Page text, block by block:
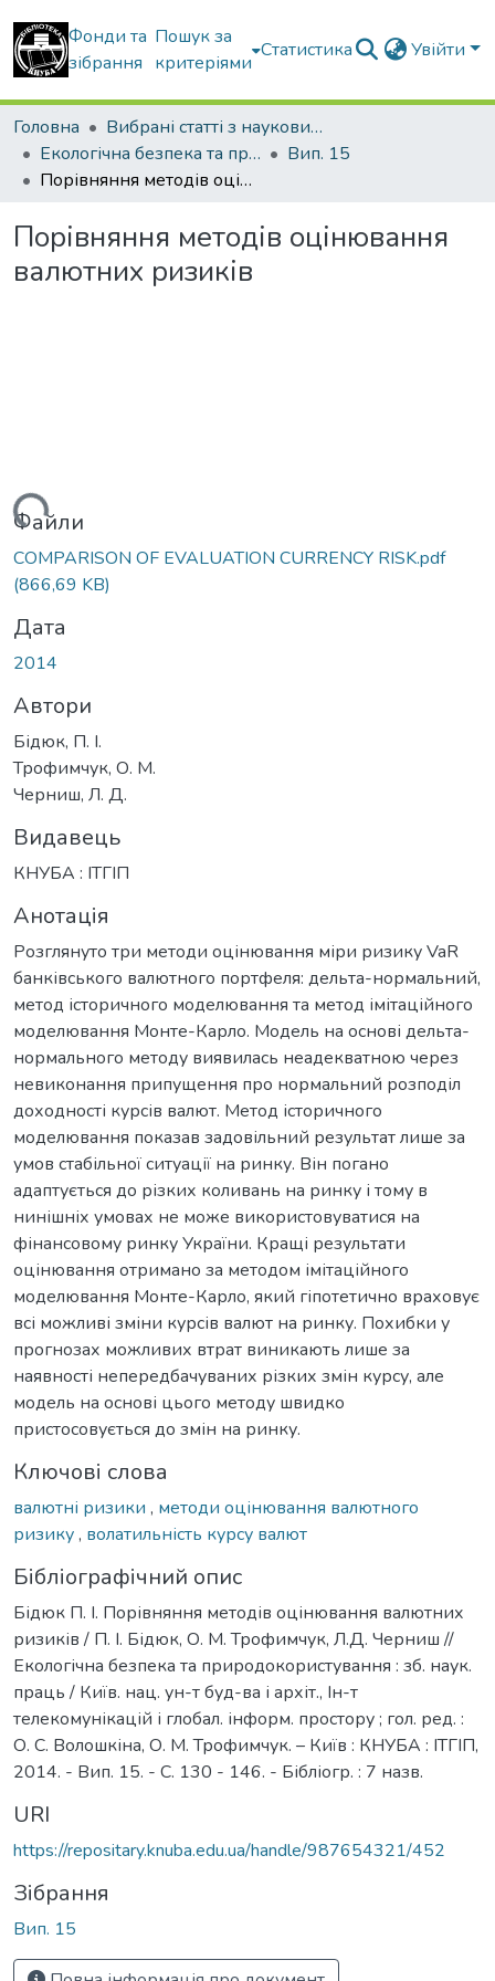
Фонди та
зібрання
Пошук за
критеріями
Статистика Увійти
Головна
Вибрані статті з наукових збірників КНУБА
Екологічна безпека та природокористування
Вип. 15
Порівняння методів оцінювання валютних ризиків
Порівняння методів оцінювання
валютних ризиків
Файли
COMPARISON OF EVALUATION CURRENCY RISK.pdf
(866,69 KB)
Дата
2014
Автори
Бідюк, П. І.
Трофимчук, О. М.
Черниш, Л. Д.
Видавець
КНУБА : ІТГІП
Анотація
Розглянуто три методи оцінювання міри ризику VaR
банківського валютного портфеля: дельта-нормальний,
метод історичного моделювання та метод імітаційного
моделювання Монте-Карло. Модель на основі дельта-
нормального методу виявилась неадекватною через
невиконання припущення про нормальний розподіл
доходності курсів валют. Метод історичного
моделювання показав задовільний результат лише за
умов стабільної ситуації на ринку. Він погано
адаптується до різких коливань на ринку і тому в
нинішніх умовах не може використовуватися на
фінансовому ринку України. Кращі результати
оцінювання отримано за методом імітаційного
моделювання Монте-Карло, який гіпотетично враховує
всі можливі зміни курсів валют на ринку. Похибки у
прогнозах можливих втрат виникають лише за
наявності непередбачуваних різких змін курсу, але
модель на основі цього методу швидко
пристосовується до змін на ринку.
Ключові слова
валютні ризики , методи оцінювання валютного
ризику, волатильність курсу валют
Бібліографічний опис
Бідюк П. І. Порівняння методів оцінювання валютних
ризиків / П. І. Бідюк, О. М. Трофимчук, Л.Д. Черниш //
Екологічна безпека та природокористування : зб. наук.
праць / Київ. нац. ун-т буд-ва і архіт., Ін-т
телекомунікацій і глобал. інформ. простору ; гол. ред. :
О. С. Волошкіна, О. М. Трофимчук. – Київ : КНУБА : ІТГІП,
2014. - Вип. 15. - С. 130 - 146. - Бібліогр. : 7 назв.
URI
https://repositary.knuba.edu.ua/handle/987654321/452
Зібрання
Вип. 15